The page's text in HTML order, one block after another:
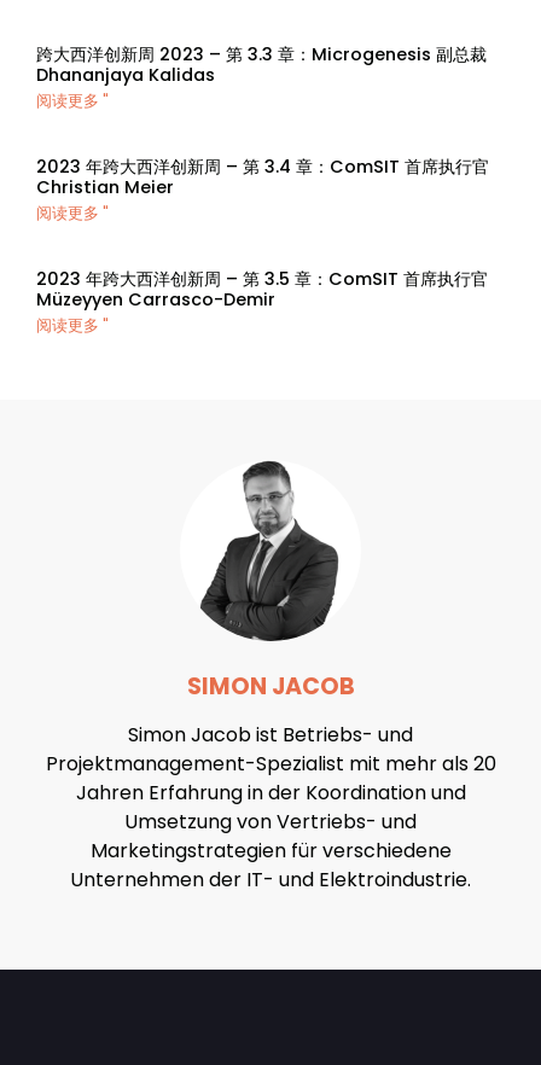
跨大西洋创新周 2023 – 第 3.3 章：Microgenesis 副总裁
Dhananjaya Kalidas
阅读更多 "
2023 年跨大西洋创新周 – 第 3.4 章：ComSIT 首席执行官
Christian Meier
阅读更多 "
2023 年跨大西洋创新周 – 第 3.5 章：ComSIT 首席执行官
Müzeyyen Carrasco-Demir
阅读更多 "
SIMON JACOB
Simon Jacob ist Betriebs- und
Projektmanagement-Spezialist mit mehr als 20
Jahren Erfahrung in der Koordination und
Umsetzung von Vertriebs- und
Marketingstrategien für verschiedene
Unternehmen der IT- und Elektroindustrie.